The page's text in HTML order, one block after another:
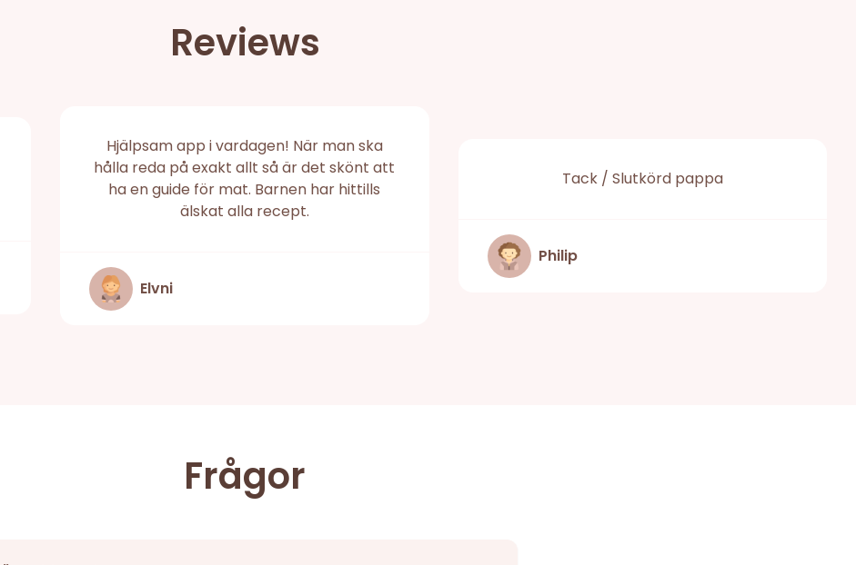
Reviews
Hjälpsam app i vardagen! När man ska
hålla reda på exakt allt så är det skönt att
ha en guide för mat. Barnen har hittills
älskat alla recept.
Elvni
Tack / Slutkörd pappa
Philip
Frågor